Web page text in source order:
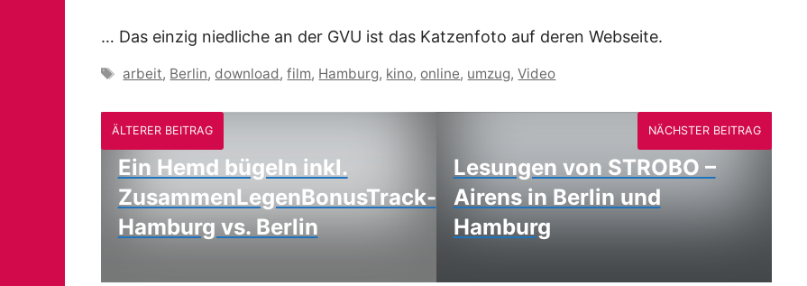
… Das einzig niedliche an der GVU ist das Katzenfoto auf deren Webseite.
Schlagwörter
arbeit, Berlin,download,film, Hamburg, kino,online, umzug,Video
ÄLTERER BEITRAG
Ein Hemd bügeln inkl.
ZusammenLegenBonusTrack-
Hamburg vs. Berlin
Lesungen von STROBO –
Airens in Berlin und
Hamburg
NÄCHSTER BEITRAG